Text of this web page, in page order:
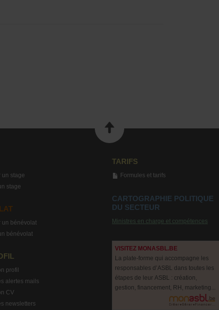
un stage
stage
un bénévolat
bénévolat
profil
alertes mails
CV
newsletters
TARIFS
Formules et tarifs
CARTOGRAPHIE POLITIQUE
DU SECTEUR
Ministres en charge et compétences
VISITEZ MONASBL.BE
La plate-forme qui accompagne les
responsables d’ASBL dans toutes les
étapes de leur ASBL : création,
gestion, financement, RH, marketing...